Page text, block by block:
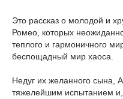
Это рассказ о молодой и
Ромео, которых
теплого и гармоничного
беспощадный мир хаоса.
Недуг их желанного сына,
тяжелейшим испытанием и,